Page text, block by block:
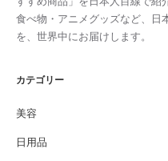
食べ物・アニメグッズなど、日
を、世界中にお届けします。
カテゴリー
美容
日用品